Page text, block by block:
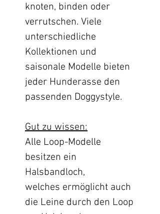
knoten, binden oder
verrutschen. Viele
unterschiedliche
Kollektionen und
saisonale Modelle bieten
jeder Hunderasse den
passenden Doggystyle.
Gut zu wissen:
Alle Loop-Modelle
besitzen ein
Halsbandloch,
welches ermöglicht auch
die Leine durch den Loop